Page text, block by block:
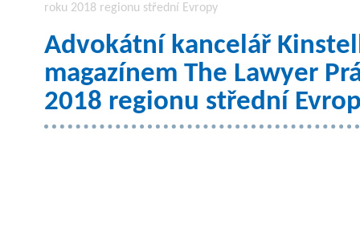
roku 2018 regionu střední Evropy
Advokátní kancelář
magazínem The Lawyer
2018 regionu střední